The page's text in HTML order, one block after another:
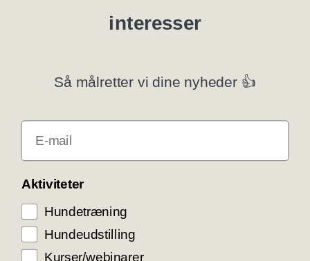
Vi bruger cookies til teknisk funktionalitet samt
trafikmåling for at optimere vores hjemmeside og
levere den bedst mulige service og
brugeroplevelse. Ved at trykke ”Accepter alle”
Privatlivspolitik
Få rabat som DKK medlem
interesser
Så målretter vi dine nyheder 👍
E-mail
Aktiviteter
Hundetræning
Hundeudstilling
Kurser/webinarer